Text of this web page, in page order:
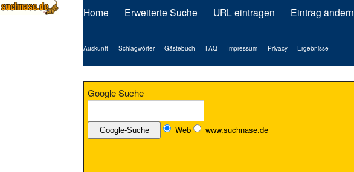
Home Erweiterte Suche URL eintragen Eintrag ändern
Auskunft Schlagwörter Gästebuch FAQ Impressum Privacy Ergebnisse
Google Suche
Web www.suchnase.de